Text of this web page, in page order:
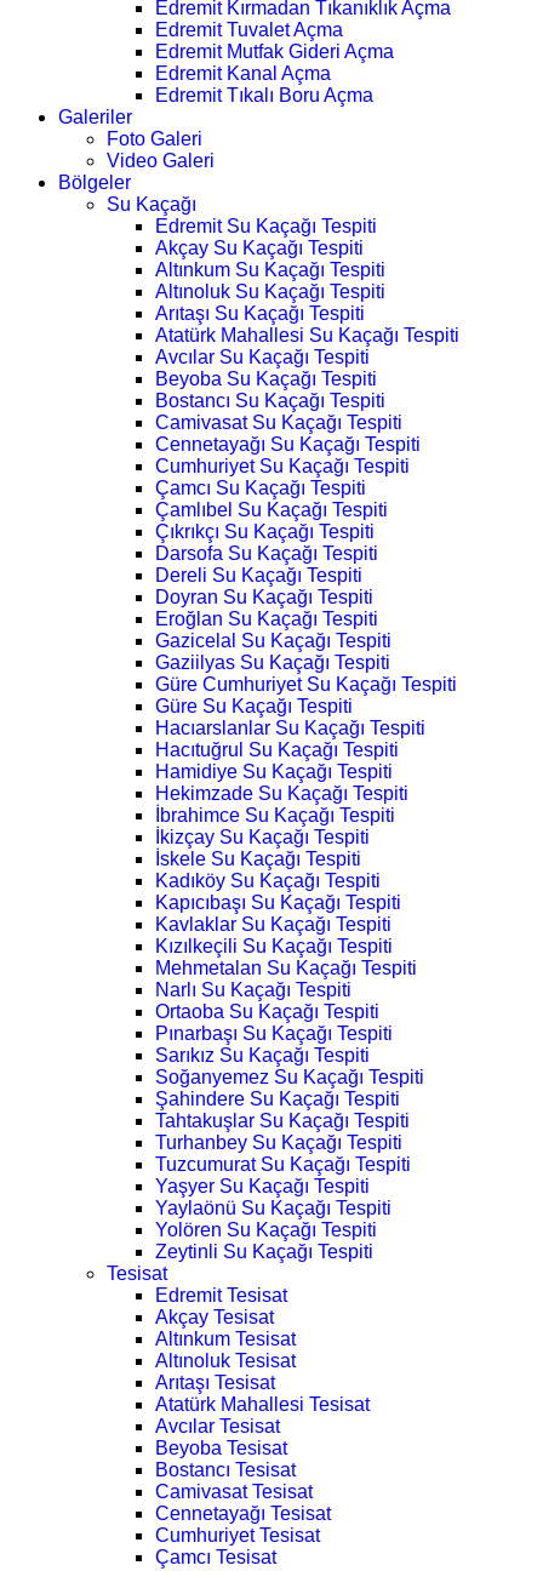
Edremit Kırmadan Tıkanıklık Açma
Edremit Tuvalet Açma
Edremit Mutfak Gideri Açma
Edremit Kanal Açma
Edremit Tıkalı Boru Açma
Galeriler
Foto Galeri
Video Galeri
Bölgeler
Su Kaçağı
Edremit Su Kaçağı Tespiti
Akçay Su Kaçağı Tespiti
Altınkum Su Kaçağı Tespiti
Altınoluk Su Kaçağı Tespiti
Arıtaşı Su Kaçağı Tespiti
Atatürk Mahallesi Su Kaçağı Tespiti
Avcılar Su Kaçağı Tespiti
Beyoba Su Kaçağı Tespiti
Bostancı Su Kaçağı Tespiti
Camivasat Su Kaçağı Tespiti
Cennetayağı Su Kaçağı Tespiti
Cumhuriyet Su Kaçağı Tespiti
Çamcı Su Kaçağı Tespiti
Çamlıbel Su Kaçağı Tespiti
Çıkrıkçı Su Kaçağı Tespiti
Darsofa Su Kaçağı Tespiti
Dereli Su Kaçağı Tespiti
Doyran Su Kaçağı Tespiti
Eroğlan Su Kaçağı Tespiti
Gazicelal Su Kaçağı Tespiti
Gaziilyas Su Kaçağı Tespiti
Güre Cumhuriyet Su Kaçağı Tespiti
Güre Su Kaçağı Tespiti
Hacıarslanlar Su Kaçağı Tespiti
Hacıtuğrul Su Kaçağı Tespiti
Hamidiye Su Kaçağı Tespiti
Hekimzade Su Kaçağı Tespiti
İbrahimce Su Kaçağı Tespiti
İkizçay Su Kaçağı Tespiti
İskele Su Kaçağı Tespiti
Kadıköy Su Kaçağı Tespiti
Kapıcıbaşı Su Kaçağı Tespiti
Kavlaklar Su Kaçağı Tespiti
Kızılkeçili Su Kaçağı Tespiti
Mehmetalan Su Kaçağı Tespiti
Narlı Su Kaçağı Tespiti
Ortaoba Su Kaçağı Tespiti
Pınarbaşı Su Kaçağı Tespiti
Sarıkız Su Kaçağı Tespiti
Soğanyemez Su Kaçağı Tespiti
Şahindere Su Kaçağı Tespiti
Tahtakuşlar Su Kaçağı Tespiti
Turhanbey Su Kaçağı Tespiti
Tuzcumurat Su Kaçağı Tespiti
Yaşyer Su Kaçağı Tespiti
Yaylaönü Su Kaçağı Tespiti
Yolören Su Kaçağı Tespiti
Zeytinli Su Kaçağı Tespiti
Tesisat
Edremit Tesisat
Akçay Tesisat
Altınkum Tesisat
Altınoluk Tesisat
Arıtaşı Tesisat
Atatürk Mahallesi Tesisat
Avcılar Tesisat
Beyoba Tesisat
Bostancı Tesisat
Camivasat Tesisat
Cennetayağı Tesisat
Cumhuriyet Tesisat
Çamcı Tesisat